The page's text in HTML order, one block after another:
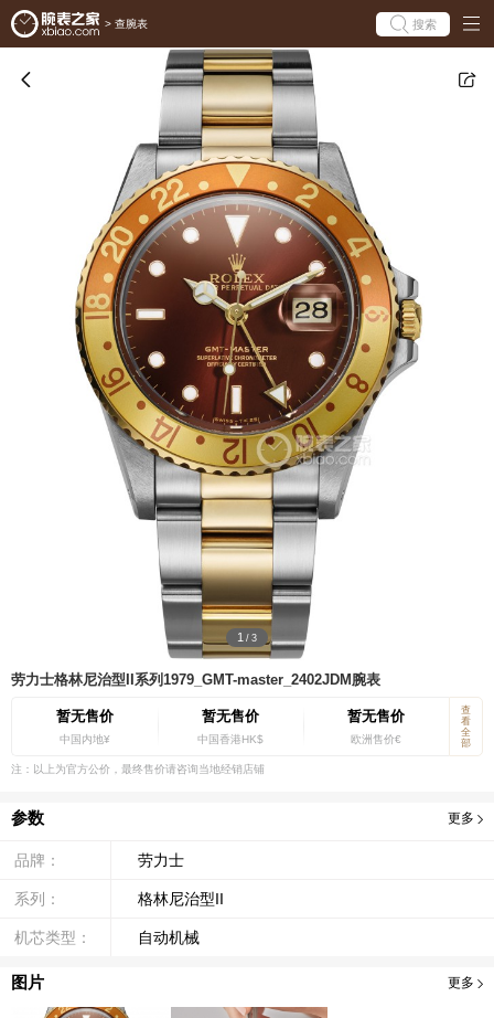
> 查腕表 搜索
1 / 3
劳力士格林尼治型II系列1979_GMT-master_2402JDM腕表
暂无售价
中国内地¥
暂无售价
中国香港HK$
暂无售价
欧洲售价€
查
看
全
部
注：以上为官方公价，最终售价请咨询当地经销店铺
参数 更多
品牌： 劳力士
系列： 格林尼治型II
机芯类型： 自动机械
图片 更多